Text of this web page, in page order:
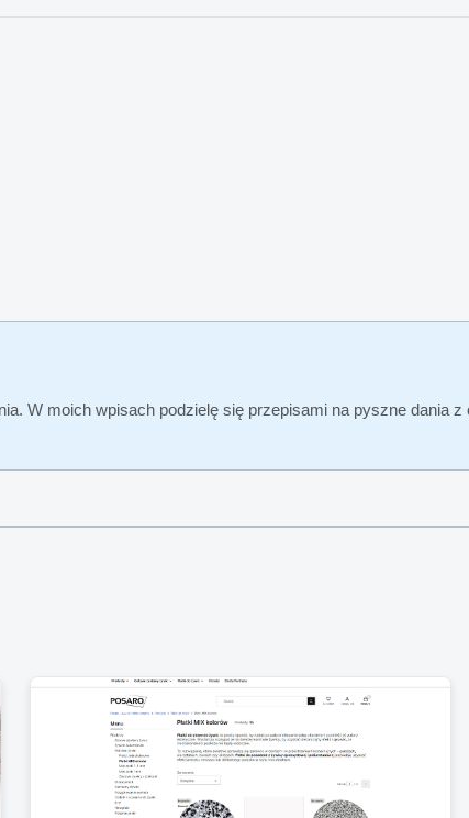
W moich wpisach podzielę się przepisami na pyszne dania z